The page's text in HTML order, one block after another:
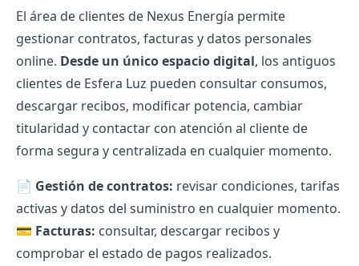
El área de clientes de Nexus Energía permite
gestionar contratos, facturas y datos personales
online. Desde un único espacio digital, los antiguos
clientes de Esfera Luz pueden consultar consumos,
descargar recibos, modificar potencia, cambiar
titularidad y contactar con atención al cliente de
forma segura y centralizada en cualquier momento.
📄 Gestión de contratos: revisar condiciones, tarifas
activas y datos del suministro en cualquier momento.
💳 Facturas: consultar, descargar recibos y
comprobar el estado de pagos realizados.